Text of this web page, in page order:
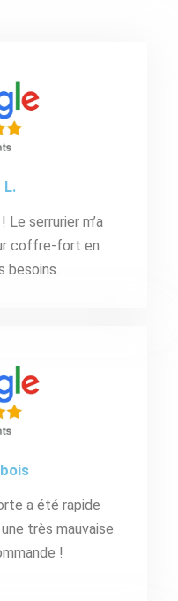
serrurier m’a
coffre-fort en
besoins.
a été rapide
très mauvaise
!